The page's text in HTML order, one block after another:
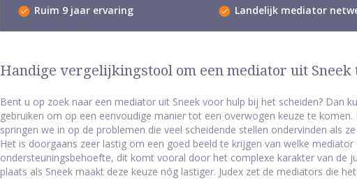
Ruim 9 jaar ervaring Landelijk mediator
Handige vergelijkingstool om een mediator uit
Bent u op zoek naar een mediator uit Sneek voor hulp bij het scheiden? Dan
gebruiken om op een eenvoudige manier tot een overwogen keuze te
springen we in op de problemen die veel scheidende stellen ondervinden als
Het is doorgaans zeer lastig om een goed beeld te krijgen van welke
ondersteuningsbehoefte, dit komt vooral door het complexe karakter van de
plaats als Sneek maakt deze keuze nóg lastiger. Judex zet de mediators die